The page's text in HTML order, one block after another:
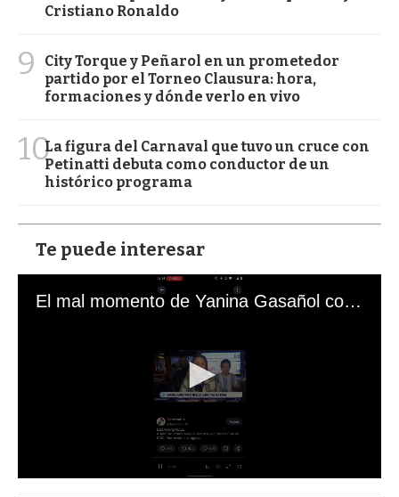
Cristiano Ronaldo
9
City Torque y Peñarol en un prometedor
partido por el Torneo Clausura: hora,
formaciones y dónde verlo en vivo
10La figura del Carnaval que tuvo un cruce con
Petinatti debuta como conductor de un
histórico programa
Te puede interesar
El mal momento de Yanina Gasañol con un hincha argentino en "Subrayado"